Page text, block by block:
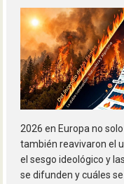
2026 en Europa no
también reavivaron el
el sesgo ideológico y
se difunden y cuáles